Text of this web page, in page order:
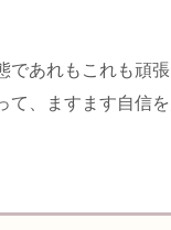
であれもこれも頑
て、ますます自信